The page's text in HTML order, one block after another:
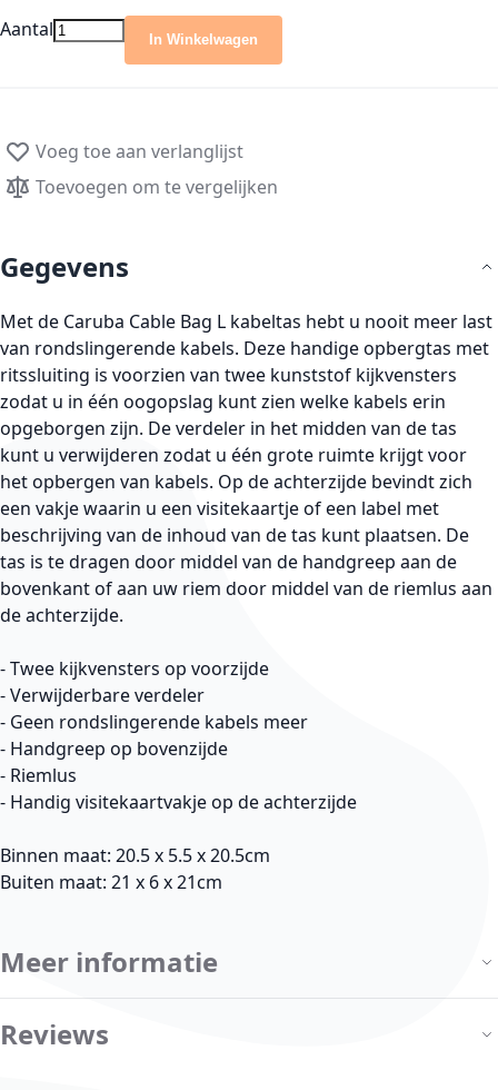
Aantal In Winkelwagen
Voeg toe aan verlanglijst
Toevoegen om te vergelijken
Gegevens
Met de Caruba Cable Bag L kabeltas hebt u nooit meer last
van rondslingerende kabels. Deze handige opbergtas met
ritssluiting is voorzien van twee kunststof kijkvensters
zodat u in één oogopslag kunt zien welke kabels erin
opgeborgen zijn. De verdeler in het midden van de tas
kunt u verwijderen zodat u één grote ruimte krijgt voor
het opbergen van kabels. Op de achterzijde bevindt zich
een vakje waarin u een visitekaartje of een label met
beschrijving van de inhoud van de tas kunt plaatsen. De
tas is te dragen door middel van de handgreep aan de
bovenkant of aan uw riem door middel van de riemlus aan
de achterzijde.
- Twee kijkvensters op voorzijde
- Verwijderbare verdeler
- Geen rondslingerende kabels meer
- Handgreep op bovenzijde
- Riemlus
- Handig visitekaartvakje op de achterzijde
Binnen maat: 20.5 x 5.5 x 20.5cm
Buiten maat: 21 x 6 x 21cm
Meer informatie
Reviews